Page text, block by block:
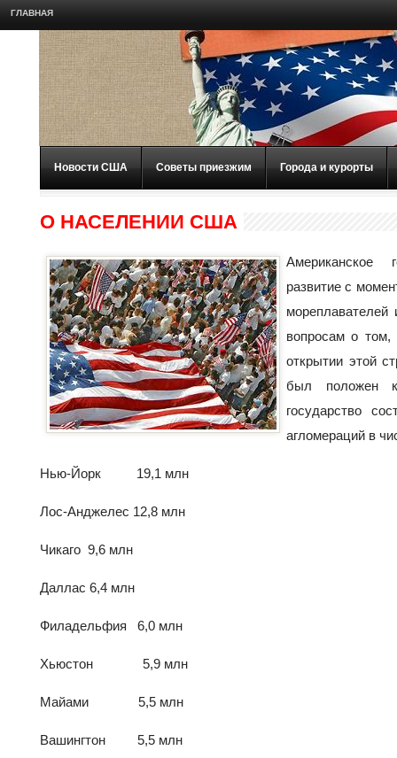
ГЛАВНАЯ
Новости США Советы приезжим Города и курорты
О НАСЕЛЕНИИ США
Американское
развитие с
мореплавателей
вопросам о
открытии этой
был положен
государство
агломераций в
Нью-Йорк 19,1 млн
Лос-Анджелес 12,8 млн
Чикаго 9,6 млн
Даллас 6,4 млн
Филадельфия 6,0 млн
Хьюстон 5,9 млн
Майами 5,5 млн
Вашингтон 5,5 млн